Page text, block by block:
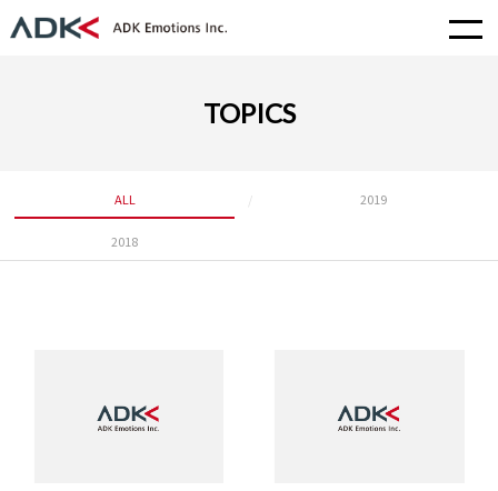
TOPICS
ALL 2019
2018